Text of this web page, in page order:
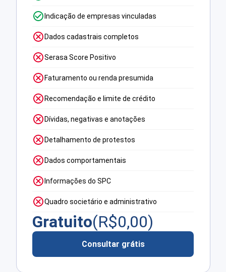
Indicação de empresas vinculadas
Dados cadastrais completos
Serasa Score Positivo
Faturamento ou renda presumida
Recomendação e limite de crédito
Dívidas, negativas e anotações
Detalhamento de protestos
Dados comportamentais
Informações do SPC
Quadro societário e administrativo
Gratuito(R$0,00)
Consultar grátis